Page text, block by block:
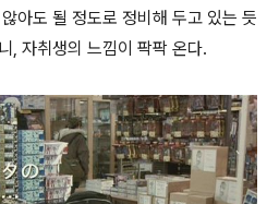
아도 될 정도로 정비해 두고 있는 듯
, 자취생의 느낌이 팍팍 온다.